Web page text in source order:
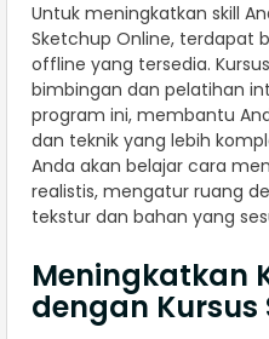
Untuk meningkatkan skill
Sketchup Online, terdapat
offline yang tersedia.
bimbingan dan pelatihan
program ini, membantu
dan teknik yang lebih
Anda akan belajar cara
realistis, mengatur ruang
tekstur dan bahan yang
Meningkatkan
dengan Kursus